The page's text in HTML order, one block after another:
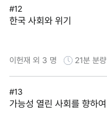
#12
한국 사회와 위기
이헌재 외 3 명 21분 분량
#13
가능성 열린 사회를 향하여